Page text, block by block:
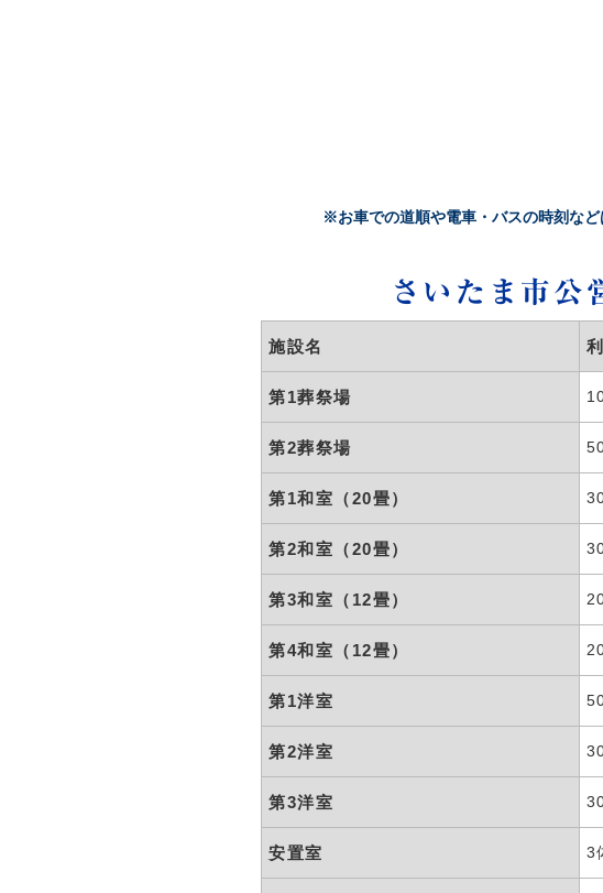
※お車での道順や電車・バスの時刻など
さいたま市公
施設名
第1葬祭場
第2葬祭場
第1和室 （20畳）
第2和室 （20畳）
第3和室 （12畳）
第4和室 （12畳）
第1洋室
第2洋室
第3洋室
安置室 3